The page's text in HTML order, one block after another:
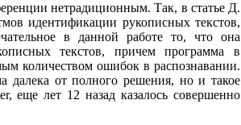
нетрадиционным. Так, в статье Д.
идентификации рукописных текстов,
в данной работе то, что она
текстов, причем программа в
количеством ошибок в распознавании.
далека от полного решения, но и такое
еще лет 12 назад казалось совершенно